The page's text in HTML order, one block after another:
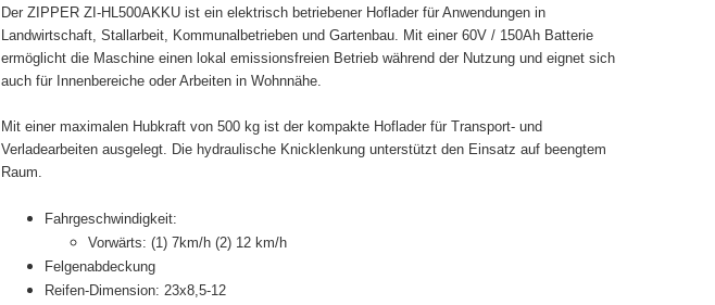
Der ZIPPER ZI-HL500AKKU ist ein elektrisch betriebener Hoflader für Anwendungen in
Landwirtschaft, Stallarbeit, Kommunalbetrieben und Gartenbau. Mit einer 60V / 150Ah Batterie
ermöglicht die Maschine einen lokal emissionsfreien Betrieb während der Nutzung und eignet sich
auch für Innenbereiche oder Arbeiten in Wohnnähe.
Mit einer maximalen Hubkraft von 500 kg ist der kompakte Hoflader für Transport- und
Verladearbeiten ausgelegt. Die hydraulische Knicklenkung unterstützt den Einsatz auf beengtem
Raum.
Fahrgeschwindigkeit:
Vorwärts: (1) 7km/h (2) 12 km/h
Felgenabdeckung
Reifen-Dimension: 23x8,5-12